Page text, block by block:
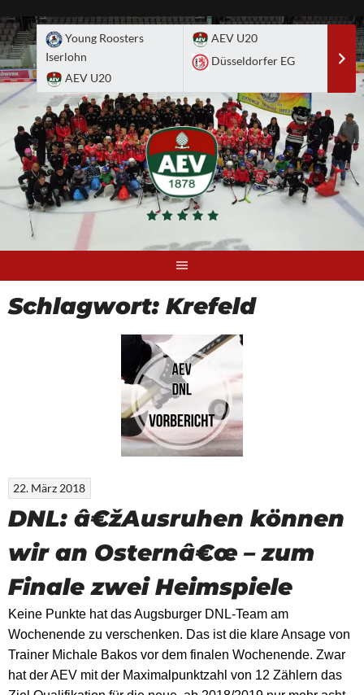
to
content
Young Roosters
Iserlohn
AEV U20
AEV U20
Düsseldorfer EG
Schlagwort: Krefeld
22. März 2018
DNL: â€žAusruhen können
wir an Osternâ€œ – zum
Finale zwei Heimspiele
Keine Punkte hat das Augsburger DNL-Team am
Wochenende zu verschenken. Das ist die klare Ansage von
Trainer Michale Bakos vor dem finalen Wochenende. Zwar
hat der AEV mit der Maximalpunktzahl von 12 Zählern das